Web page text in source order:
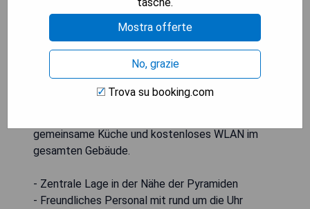
Gemeinschaftslounge, eine Terrasse und
Stadtblick und liegt nur 7,1 km von den Pyramiden
von Gizeh entfernt. Die Unterkunft befindet sich
8,7 km von der Großen Sphinx sowie 25 km vom
entfernt. Zu den Annehmlichkeiten gehören eine
gemeinsame Küche und kostenloses WLAN im
gesamten Gebäude.
- Zentrale Lage in der Nähe der Pyramiden
- Freundliches Personal mit rund um die Uhr
Mostra offerte
No, grazie
Trova su booking.com